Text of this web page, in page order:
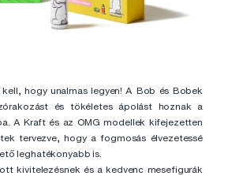
hogy unalmas legyen! A Bob és Bobek
és tökéletes ápolást hoznak a
A Kraft és az OMG modellek kifejezetten
tervezve, hogy a fogmosás élvezetessé
leghatékonyabb is.
kivitelezésnek és a kedvenc mesefigurák